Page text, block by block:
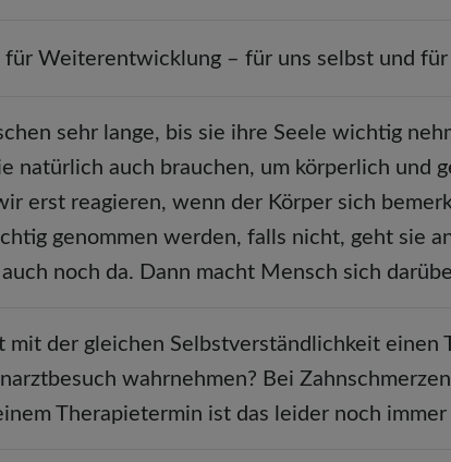
Weiterentwicklung – für uns selbst und für
sehr lange, bis sie ihre Seele wichtig
natürlich auch brauchen, um körperlich und
erst reagieren, wenn der Körper sich
genommen werden, falls nicht, geht sie
noch da. Dann macht Mensch sich
mit der gleichen Selbstverständlichkeit einen
wahrnehmen? Bei
Therapietermin ist das leider noch immer